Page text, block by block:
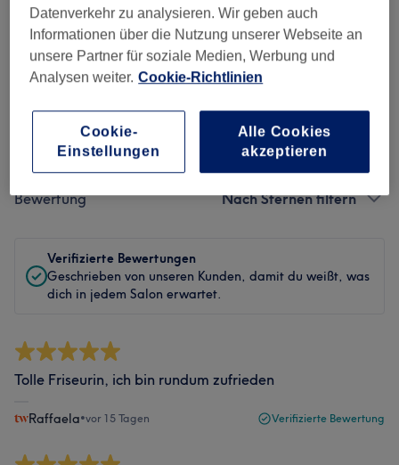
Service
Behandlung Alle Bewertungen
Bewertung Nach Sternen filtern
Verifizierte Bewertungen
Geschrieben von unseren Kunden, damit du weißt, was
dich in jedem Salon erwartet.
Tolle Friseurin, ich bin rundum zufrieden
Raffaela•vor 15 Tagen Verifizierte Bewertung
Datenverkehr zu analysieren. Wir geben auch
Informationen über die Nutzung unserer Webseite an
unsere Partner für soziale Medien, Werbung und
Analysen weiter. Cookie-Richtlinien
Cookie-
Einstellungen
Alle Cookies
akzeptieren